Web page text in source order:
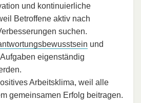
und kontinuierliche
Betroffene aktiv nach
suchen.
und
eigenständig
Arbeitsklima, weil alle
gemeinsamen Erfolg beitragen.